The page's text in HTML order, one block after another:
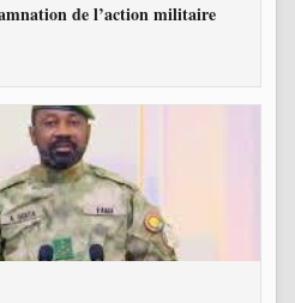
de l’action militaire